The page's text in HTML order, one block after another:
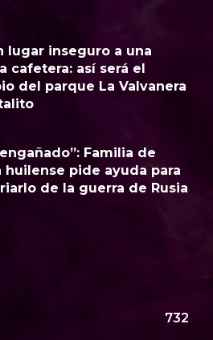
lugar inseguro a una
cafetera: así será el
del parque La Valvanera
Familia de
huilense pide ayuda para
de la guerra de Rusia
732